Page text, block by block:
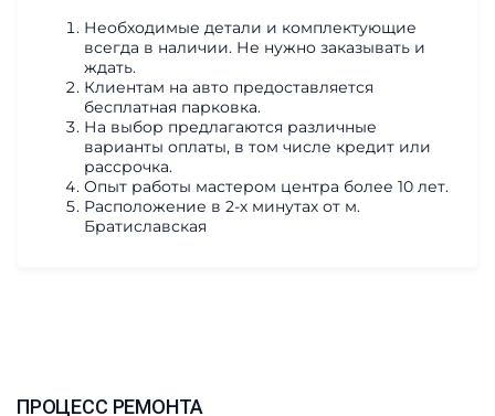
Необходимые детали и комплектующие
всегда в наличии. Не нужно заказывать и
ждать.
Клиентам на авто предоставляется
бесплатная парковка.
На выбор предлагаются различные
варианты оплаты, в том числе кредит или
рассрочка.
Опыт работы мастером центра более 10 лет.
Расположение в 2-х минутах от м.
Братиславская
ПРОЦЕСС РЕМОНТА